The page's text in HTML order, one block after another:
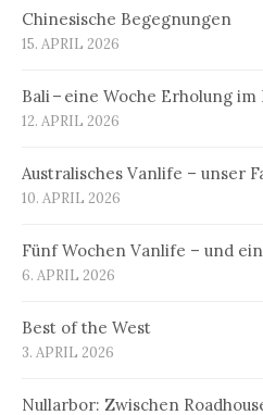
Chinesische Begegnungen
15. APRIL 2026
Bali – eine Woche Erholung im
12. APRIL 2026
Australisches Vanlife – unser
10. APRIL 2026
Fünf Wochen Vanlife – und
6. APRIL 2026
Best of the West
3. APRIL 2026
Nullarbor: Zwischen